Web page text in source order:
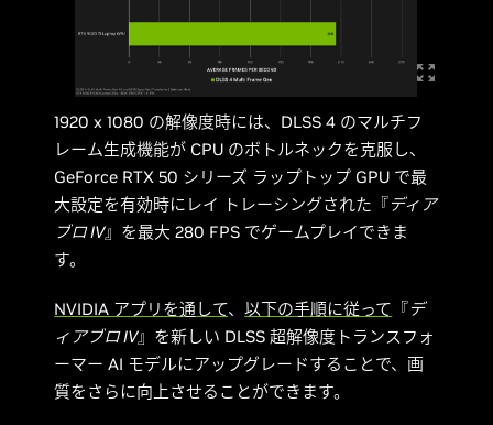
1920 x 1080 の解像度時には、DLSS 4 のマルチフ
レーム生成機能が CPU のボトルネックを克服し、
GeForce RTX 50 シリーズ ラップトップ GPU で最
大設定を有効時にレイ トレーシングされた『ディア
ブロ IV』を最大 280 FPS でゲームプレイできま
す。
NVIDIA アプリを通して、以下の手順に従って 『デ
ィアブロ IV』を新しい DLSS 超解像度トランスフォ
ーマー AI モデルにアップグレードすることで、画
質をさらに向上させることができます。